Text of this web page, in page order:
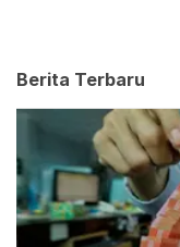
Berita Terbaru